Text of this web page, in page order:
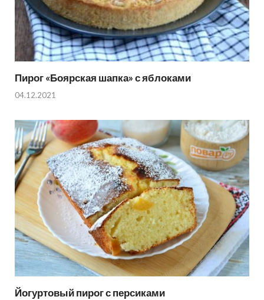
Пирог «Боярская шапка» с яблоками
04.12.2021
Йогуртовый пирог с персиками